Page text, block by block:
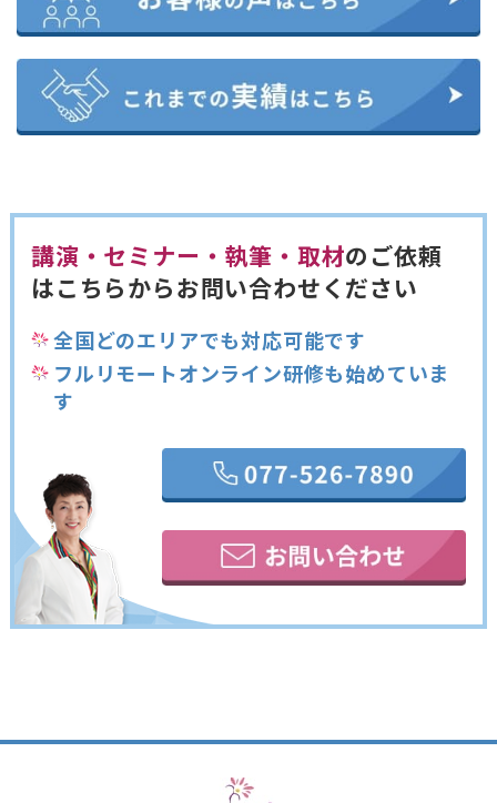
講演・セミナー・執筆・取材のご依頼
はこちらからお問い合わせください
全国どのエリアでも対応可能です
フルリモートオンライン研修も始めていま
す